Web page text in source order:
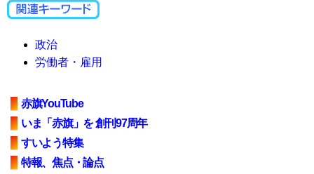
政治
労働者・雇用
赤旗YouTube
いま「赤旗」を 創刊97周年
すいよう特集
特報、焦点・論点